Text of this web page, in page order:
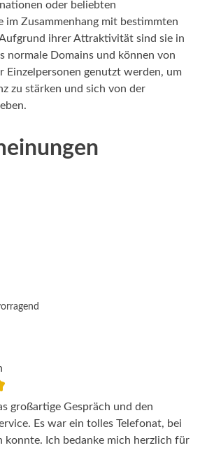
oder beliebten
im Zusammenhang mit bestimmten
ihrer Attraktivität sind sie in
normale Domains und können von
Einzelpersonen genutzt werden, um
zu stärken und sich von der
großartige Gespräch und den
Es war ein tolles Telefonat, bei
konnte. Ich bedanke mich herzlich für